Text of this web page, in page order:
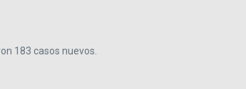
183 casos nuevos.